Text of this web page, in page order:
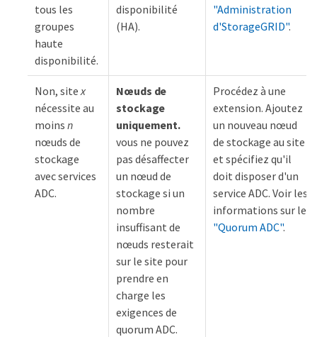
tous les
groupes
haute
disponibilité.
disponibilité
(HA).
"Administration
d'StorageGRID".
Non, site x
nécessite au
moins n
nœuds de
stockage
avec services
ADC.
Nœuds de
stockage
uniquement.
vous ne pouvez
pas désaffecter
un nœud de
stockage si un
nombre
insuffisant de
nœuds resterait
sur le site pour
prendre en
charge les
exigences de
quorum ADC.
Procédez à une
extension. Ajoutez
un nouveau nœud
de stockage au site
et spécifiez qu'il
doit disposer d'un
service ADC. Voir les
informations sur le
"Quorum ADC".